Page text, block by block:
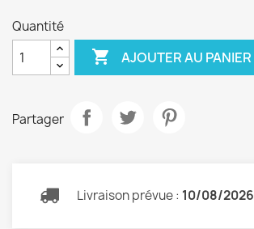
Quantité
 AJOUTER AU PANIER
Partager
Livraison prévue : 10/08/2026